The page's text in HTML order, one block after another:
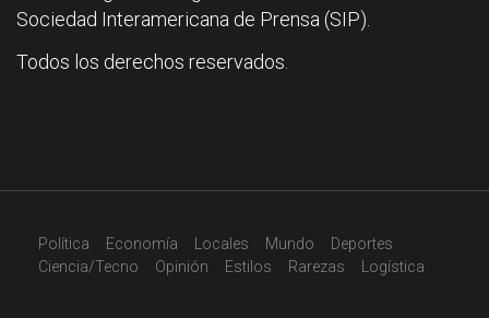
Sociedad Interamericana de Prensa (SIP).
Todos los derechos reservados.
Política Economía Locales Mundo
Deportes
Ciencia/Tecno
Opinión Estilos Rarezas Logística